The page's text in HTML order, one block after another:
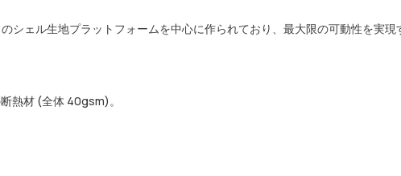
ェル生地プラットフォームを中心に作られており、最大限の可動性を実
熱材 (全体 40gsm)。